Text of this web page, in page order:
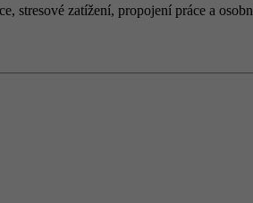
stresové zatížení, propojení práce a osobn